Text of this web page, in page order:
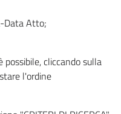
Data Atto;
cliccando sulla
l'ordine